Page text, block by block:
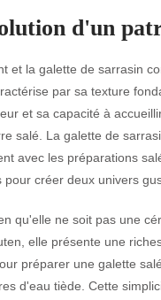
d'un
et la galette de sarrasin
par sa texture
et sa capacité à
salé. La galette de
avec les préparations
créer deux univers
qu'elle ne soit pas une
elle présente une
préparer une galette
d'eau tiède. Cette